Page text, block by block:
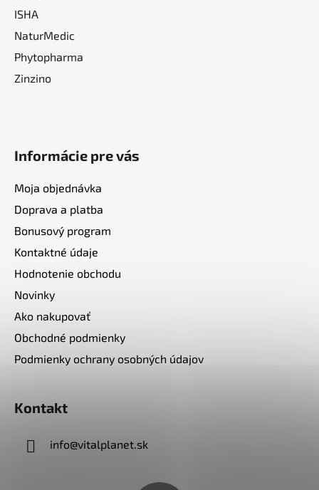
ISHA
NaturMedic
Phytopharma
Zinzino
Informácie pre vás
Moja objednávka
Doprava a platba
Bonusový program
Kontaktné údaje
Hodnotenie obchodu
Novinky
Ako nakupovať
Obchodné podmienky
Podmienky ochrany osobných údajov
Kontakt
info@vitalplanet.sk